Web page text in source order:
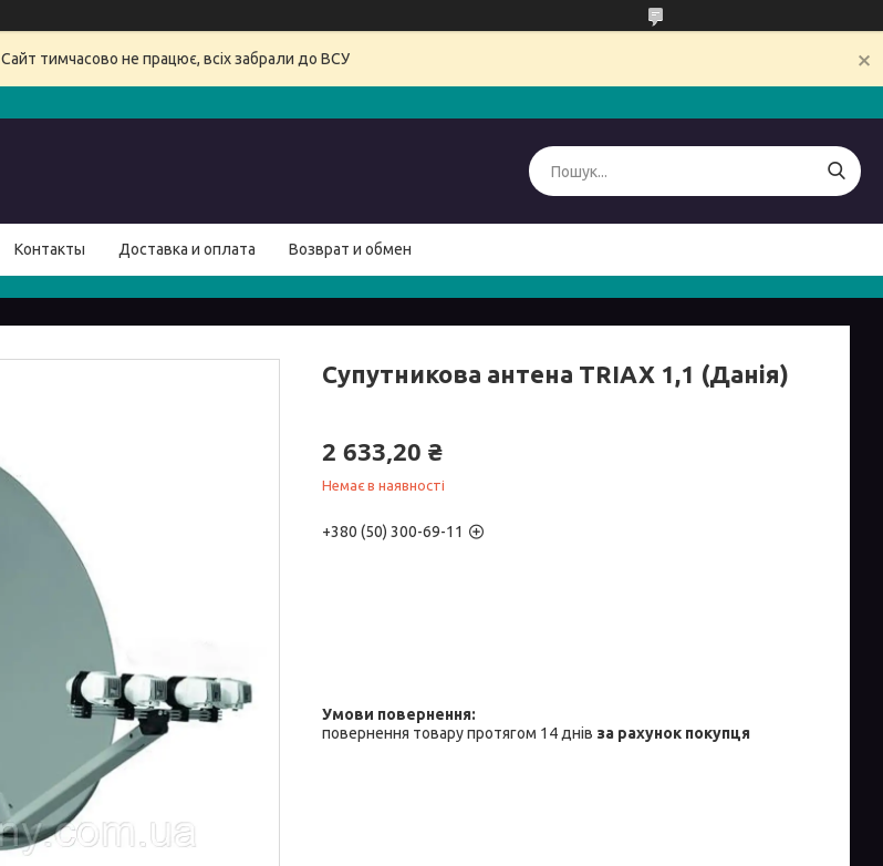
Сайт тимчасово не працює, всіх забрали до ВСУ
Контакты Доставка и оплата Возврат и обмен
Супутникова антена TRIAX 1,1 (Данія)
2 633,20 ₴
Немає в наявності
+380 (50) 300-69-11
повернення товару протягом 14 днів за рахунок покупця